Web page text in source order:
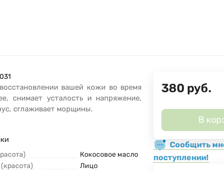
вашей кожи во время
снимает усталость и напряжение,
сглаживает морщины.
Кокосовое масло
Лицо
380 руб.
В
Сообщить
поступлении!